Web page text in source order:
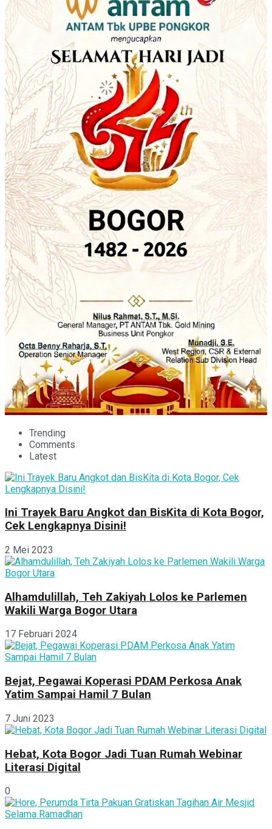
Trending
Comments
Latest
Ini Trayek Baru Angkot dan BisKita di Kota Bogor,
Cek Lengkapnya Disini!
2 Mei 2023
Alhamdulillah, Teh Zakiyah Lolos ke Parlemen
Wakili Warga Bogor Utara
17 Februari 2024
Bejat, Pegawai Koperasi PDAM Perkosa Anak
Yatim Sampai Hamil 7 Bulan
7 Juni 2023
Hebat, Kota Bogor Jadi Tuan Rumah Webinar
Literasi Digital
0